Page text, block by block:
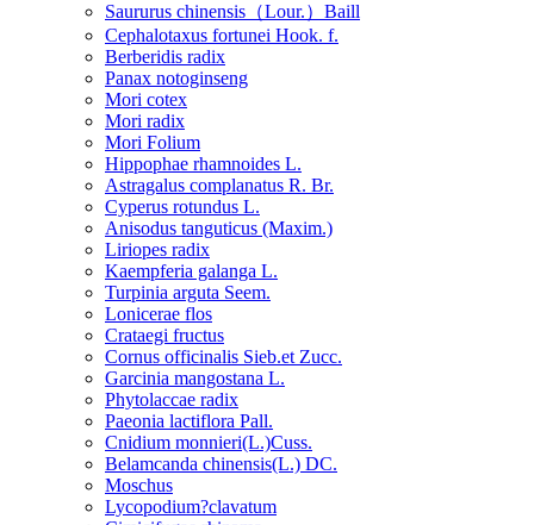
Saururus chinensis（Lour.）Baill
Cephalotaxus fortunei Hook. f.
Berberidis radix
Panax notoginseng
Mori cotex
Mori radix
Mori Folium
Hippophae rhamnoides L.
Astragalus complanatus R. Br.
Cyperus rotundus L.
Anisodus tanguticus (Maxim.)
Liriopes radix
Kaempferia galanga L.
Turpinia arguta Seem.
Lonicerae flos
Crataegi fructus
Cornus officinalis Sieb.et Zucc.
Garcinia mangostana L.
Phytolaccae radix
Paeonia lactiflora Pall.
Cnidium monnieri(L.)Cuss.
Belamcanda chinensis(L.) DC.
Moschus
Lycopodium?clavatum